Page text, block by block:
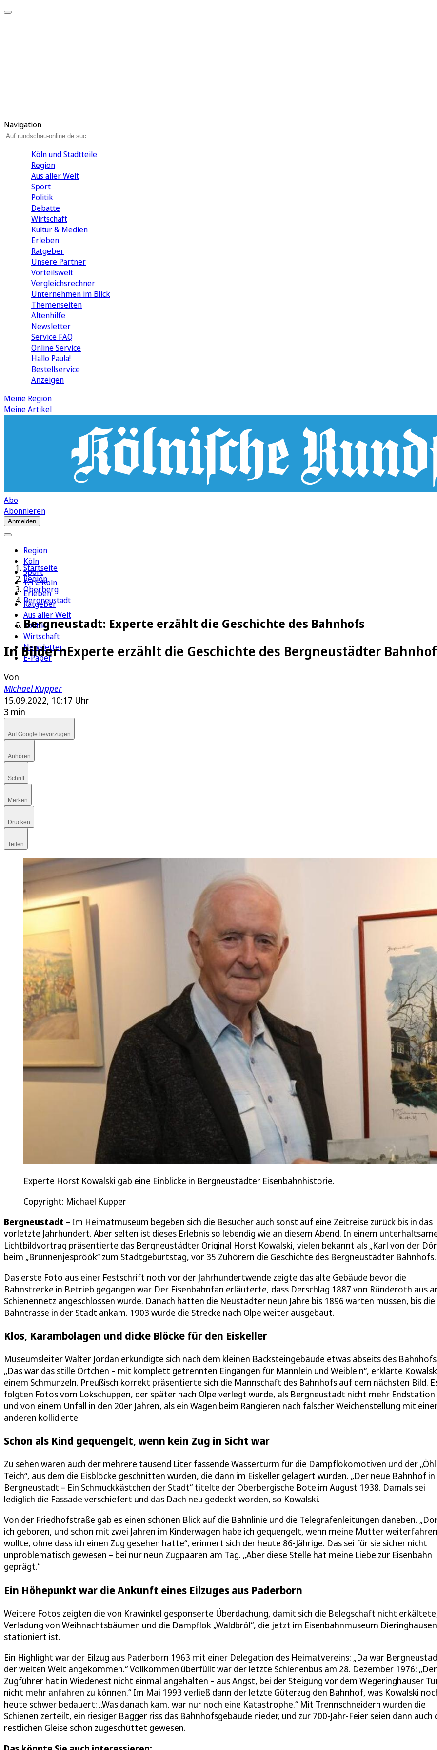
Navigation
Köln und Stadtteile
Region
Aus aller Welt
Sport
Politik
Debatte
Wirtschaft
Kultur & Medien
Erleben
Ratgeber
Unsere Partner
Vorteilswelt
Vergleichsrechner
Unternehmen im Blick
Themenseiten
Altenhilfe
Newsletter
Service FAQ
Online Service
Hallo Paula!
Bestellservice
Anzeigen
Meine Region
Meine Artikel
Abo
Abonnieren
Anmelden
Region
Köln
Sport
1. FC Köln
Erleben
Ratgeber
Aus aller Welt
Politik
Wirtschaft
Newsletter
E-Paper
Startseite
Region
Oberberg
Bergneustadt
Bergneustadt: Experte erzählt die Geschichte des Bahnhofs
In BildernExperte erzählt die Geschichte des Bergneustädter
Von
Michael Kupper
15.09.2022, 10:17 Uhr
3 min
Auf Google bevorzugen
Anhören
Schrift
Merken
Drucken
Teilen
Experte Horst Kowalski gab eine Einblicke in Bergneustädter Eisenbahnhistorie.
Copyright: Michael Kupper
Bergneustadt – Im Heimatmuseum begeben sich die Besucher auch sonst auf eine Zeitreise zurück bis in das
vorletzte Jahrhundert. Aber selten ist dieses Erlebnis so lebendig wie an diesem Abend. In einem
Lichtbildvortrag präsentierte das Bergneustädter Original Horst Kowalski, vielen bekannt als „Karl von der
beim „Brunnenjespröök“ zum Stadtgeburtstag, vor 35 Zuhörern die Geschichte des Bergneustädter Bahnhofs.
Das erste Foto aus einer Festschrift noch vor der Jahrhundertwende zeigte das alte Gebäude bevor die
Bahnstrecke in Betrieb gegangen war. Der Eisenbahnfan erläuterte, dass Derschlag 1887 von Ründeroth aus
Schienennetz angeschlossen wurde. Danach hätten die Neustädter neun Jahre bis 1896 warten müssen, bis die
Bahntrasse in der Stadt ankam. 1903 wurde die Strecke nach Olpe weiter ausgebaut.
Klos, Karambolagen und dicke Blöcke für den Eiskeller
Museumsleiter Walter Jordan erkundigte sich nach dem kleinen Backsteingebäude etwas abseits des
„Das war das stille Örtchen – mit komplett getrennten Eingängen für Männlein und Weiblein“, erklärte
einem Schmunzeln. Preußisch korrekt präsentierte sich die Mannschaft des Bahnhofs auf dem nächsten Bild.
folgten Fotos vom Lokschuppen, der später nach Olpe verlegt wurde, als Bergneustadt nicht mehr Endstation
und von einem Unfall in den 20er Jahren, als ein Wagen beim Rangieren nach falscher Weichenstellung mit
anderen kollidierte.
Schon als Kind gequengelt, wenn kein Zug in Sicht war
Zu sehen waren auch der mehrere tausend Liter fassende Wasserturm für die Dampflokomotiven und der
Teich“, aus dem die Eisblöcke geschnitten wurden, die dann im Eiskeller gelagert wurden. „Der neue Bahnhof in
Bergneustadt – Ein Schmuckkästchen der Stadt“ titelte der Oberbergische Bote im August 1938. Damals sei
lediglich die Fassade verschiefert und das Dach neu gedeckt worden, so Kowalski.
Von der Friedhofstraße gab es einen schönen Blick auf die Bahnlinie und die Telegrafenleitungen daneben.
ich geboren, und schon mit zwei Jahren im Kinderwagen habe ich gequengelt, wenn meine Mutter weiterfahren
wollte, ohne dass ich einen Zug gesehen hatte“, erinnert sich der heute 86-Jährige. Das sei für sie sicher nicht
unproblematisch gewesen – bei nur neun Zugpaaren am Tag. „Aber diese Stelle hat meine Liebe zur Eisenbahn
geprägt.“
Ein Höhepunkt war die Ankunft eines Eilzuges aus Paderborn
Weitere Fotos zeigten die von Krawinkel gesponserte Überdachung, damit sich die Belegschaft nicht
Verladung von Weihnachtsbäumen und die Dampflok „Waldbröl“, die jetzt im Eisenbahnmuseum Dieringhausen
stationiert ist.
Ein Highlight war der Eilzug aus Paderborn 1963 mit einer Delegation des Heimatvereins: „Da war
der weiten Welt angekommen.“ Vollkommen überfüllt war der letzte Schienenbus am 28. Dezember 1976: „Der
Zugführer hat in Wiedenest nicht einmal angehalten – aus Angst, bei der Steigung vor dem Wegeringhauser
nicht mehr anfahren zu können.“ Im Mai 1993 verließ dann der letzte Güterzug den Bahnhof, was Kowalski
heute schwer bedauert: „Was danach kam, war nur noch eine Katastrophe.“ Mit Trennschneidern wurden die
Schienen zerteilt, ein riesiger Bagger riss das Bahnhofsgebäude nieder, und zur 700-Jahr-Feier seien dann auch
restlichen Gleise schon zugeschüttet gewesen.